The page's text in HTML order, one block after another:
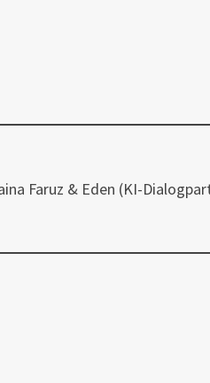
Faruz & Eden (KI-